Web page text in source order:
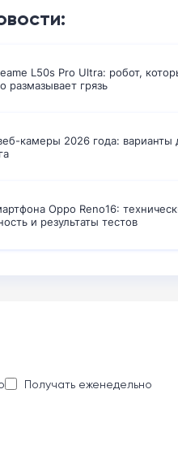
L50s Pro Ultra: робот,
размазывает грязь
камеры 2026 года: варианты
Oppo Reno16:
и результаты тестов
Получать еженедельно